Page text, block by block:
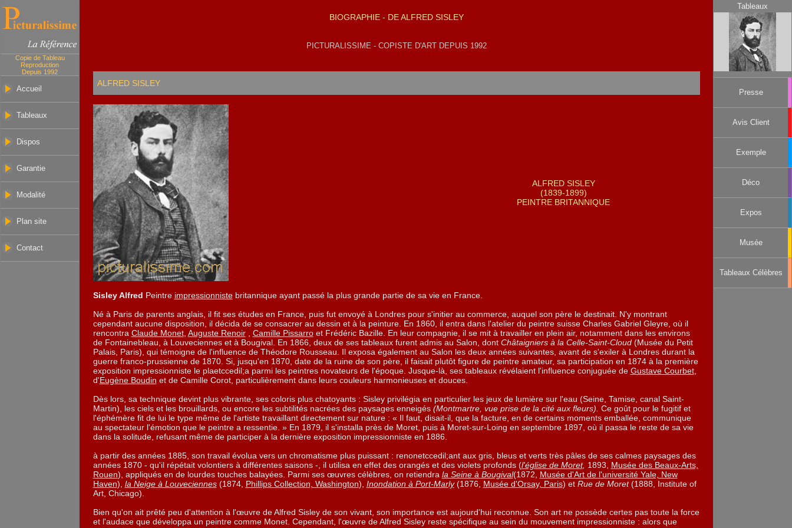
Copie de Tableau
Reproduction
Depuis 1992
Accueil
Tableaux
Dispos
Garantie
Modalité
Plan site
Contact
BIOGRAPHIE - DE ALFRED SISLEY
PICTURALISSIME - COPISTE D'ART DEPUIS 1992
ALFRED SISLEY
ALFRED SISLEY
(1839-1899)
PEINTRE BRITANNIQUE
Sisley Alfred Peintre impressionnistebritannique ayant passé la plus grande partie de sa vie en France.
Né à Paris de parents anglais, il fit ses études en France, puis fut envoyé à Londres pour s'initier au commerce, auquel son père le destinait. N'y montrant
cependant aucune disposition, il décida de se consacrer au dessin et à la peinture. En 1860, il entra dans l'atelier du peintre suisse Charles Gabriel Gleyre, où il
rencontra Claude Monet, Auguste Renoir, Camille Pissarroet Frédéric Bazille. En leur compagnie, il se mit à travailler en plein air, notamment dans les environs
de Fontainebleau, à Louveciennes et à Bougival. En 1866, deux de ses tableaux furent admis au Salon, dont Châtaigniers à la Celle-Saint-Cloud(Musée du Petit
Palais, Paris), qui témoigne de l'influence de Théodore Rousseau. Il exposa également au Salon les deux années suivantes, avant de s'exiler à Londres durant la
guerre franco-prussienne de 1870. Si, jusqu'en 1870, date de la ruine de son père, il faisait plutôt figure de peintre amateur, sa participation en 1874 à la première
exposition impressionniste le plaetccedil;a parmi les peintres novateurs de l'époque. Jusque-là, ses tableaux révélaient l'influence conjuguée de Gustave Courbet,
d'Eugène Boudin et de Camille Corot, particulièrement dans leurs couleurs harmonieuses et douces.
Dès lors, sa technique devint plus vibrante, ses coloris plus chatoyants : Sisley privilégia en particulier les jeux de lumière sur l'eau (Seine, Tamise, canal Saint-
Martin), les ciels et les brouillards, ou encore les subtilités nacrées des paysages enneigés (Montmartre, vue prise de la cité aux fleurs). Ce goût pour le fugitif et
l'éphémère fit de lui le type même de l'artiste travaillant directement sur nature : « Il faut, disait-il, que la facture, en de certains moments emballée, communique
au spectateur l'émotion que le peintre a ressentie. » En 1879, il s'installa près de Moret, puis à Moret-sur-Loing en septembre 1897, où il passa le reste de sa vie
dans la solitude, refusant même de participer à la dernière exposition impressionniste en 1886.
à partir des années 1885, son travail évolua vers un chromatisme plus puissant : renonetccedil;ant aux gris, bleus et verts très pâles de ses calmes paysages des
années 1870 - qu'il répétait volontiers à différentes saisons -, il utilisa en effet des orangés et des violets profonds (l'église de Moret, 1893, Musée des Beaux-Arts,
Rouen), appliqués en de lourdes touches balayées. Parmi ses œuvres célèbres, on retiendra la Seine à Bougival(1872, Musée d'Art de l'université Yale, New
Haven), la Neige à Louveciennes(1874, Phillips Collection, Washington), Inondation à Port-Marly(1876, Musée d'Orsay, Paris) et Rue de Moret(1888, Institute of
Art, Chicago).
Bien qu'on ait prêté peu d'attention à l'œuvre de Alfred Sisley de son vivant, son importance est aujourd'hui reconnue. Son art ne possède certes pas toute la force
et l'audace que développa un peintre comme Monet. Cependant, l'œuvre de Alfred Sisley reste spécifique au sein du mouvement impressionniste : alors que
Tableaux
Presse
Avis Client
Exemple
Déco
Expos
Musée
Tableaux Célèbres